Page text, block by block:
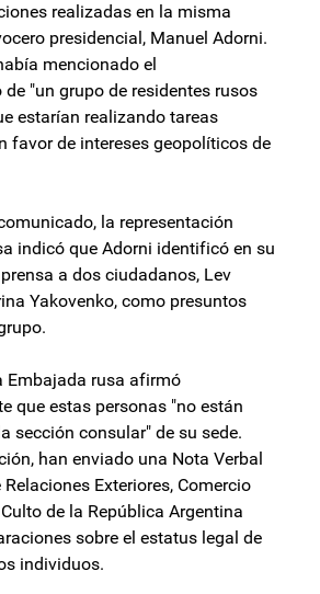
realizadas en la misma
presidencial, Manuel Adorni.
mencionado el
"un grupo de residentes rusos
estarían realizando tareas
favor de intereses geopolíticos de
la representación
indicó que Adorni identificó en su
a dos ciudadanos, Lev
Yakovenko, como presuntos
Embajada rusa afirmó
que estas personas "no están
sección consular" de su sede.
han enviado una Nota Verbal
Exteriores, Comercio
de la República Argentina
sobre el estatus legal de
individuos.